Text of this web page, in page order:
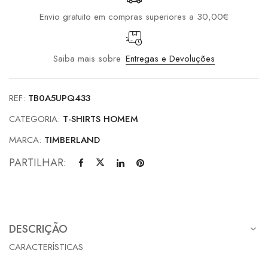
Envio gratuito em compras superiores a 30,00€
Saiba mais sobre Entregas e Devoluções
REF: TB0A5UPQ433
CATEGORIA: T-SHIRTS HOMEM
MARCA: TIMBERLAND
PARTILHAR:
DESCRIÇÃO
CARACTERÍSTICAS